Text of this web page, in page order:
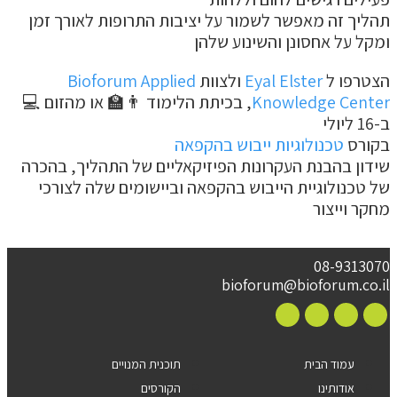
תהליך זה מאפשר לשמור על יציבות התרופות לאורך זמן
ומקל על אחסונן והשינוע שלהן
הצטרפו לEyal Elster ולצוות Bioforum Applied
Knowledge Center, בכיתת הלימוד 👨‍🏫 או מהזום 💻
ב-16 ליולי
בקורס טכנולוגיות ייבוש בהקפאה
שידון בהבנת העקרונות הפיזיקאליים של התהליך, בהכרה
של טכנולוגיית הייבוש בהקפאה וביישומים שלה לצורכי
מחקר וייצור
08-9313070
bioforum@bioforum.co.il
עמוד הבית
תוכנית המנויים
אודותינו
הקורסים